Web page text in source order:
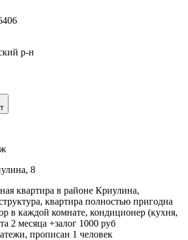
р-н
8
квартира в районе Криулина,
квартира полностью пригодна
в каждой комнате, кондиционер (кухня,
2 месяца +залог 1000 руб
прописан 1 человек